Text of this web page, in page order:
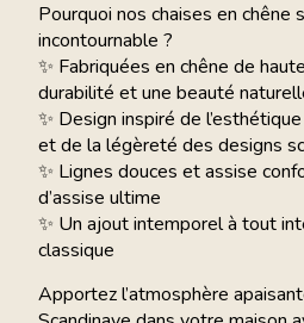
Pourquoi nos chaises en chêne
incontournable ?
✨ Fabriquées en chêne de
durabilité et une beauté
✨ Design inspiré de
et de la légèreté des designs
✨ Lignes douces et assise
d’assise ultime
✨ Un ajout intemporel à tout
classique
Apportez l’atmosphère